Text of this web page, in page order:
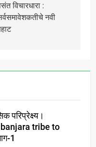
विचारधारा :
नवी
परिप्रेक्ष्य।
tribe to
1